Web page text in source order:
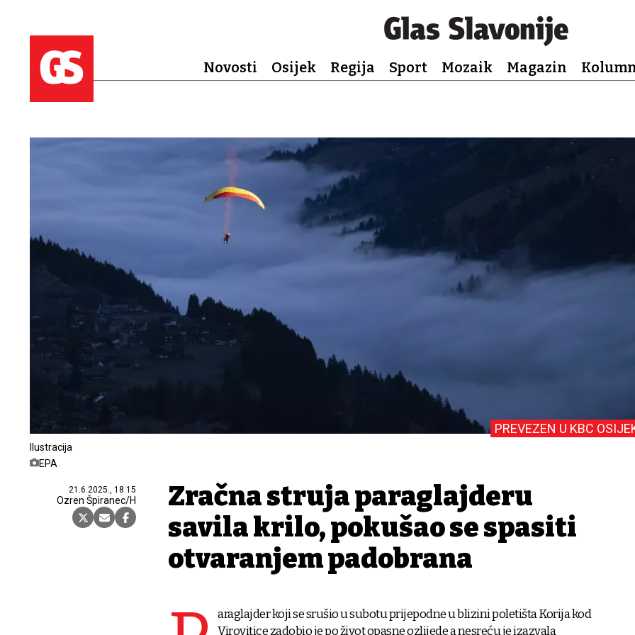
Novosti Osijek Regija Sport Mozaik Magazin
Ilustracija
EPA
21.6.2025., 18:15
Ozren Špiranec/H
PREVEZEN U KBC
Zračna struja paraglajderu
savila krilo, pokušao se spasiti
otvaranjem padobrana
araglajder koji se srušio u subotu prijepodne u blizini poletišta Korija kod
Virovitice zadobio je po život opasne ozlijede a nesreću je izazvala